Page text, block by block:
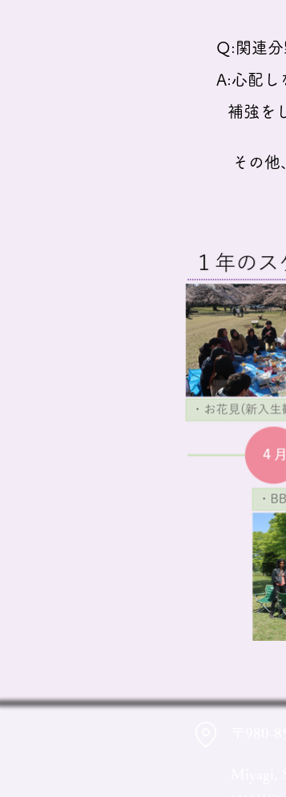
Q:関連分野
A:心配しな
補強をして
その他、質